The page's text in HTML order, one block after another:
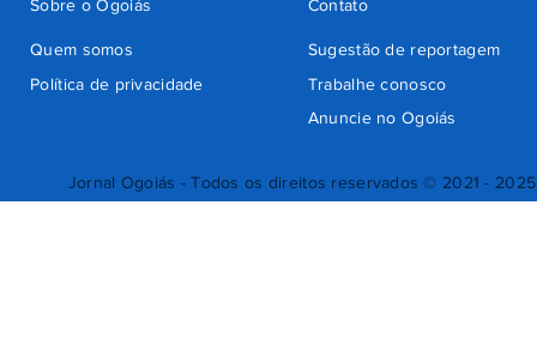
Jornal Ogoiás - Todos os direitos reservados © 2021 - 2025
Quem somos
Sugestão de reportagem
Trabalhe conosco
Política de privacidade
Anuncie no Ogoiás
Contato
Sobre o Ogoiás